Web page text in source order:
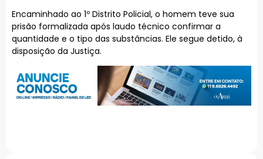
Encaminhado ao 1º Distrito Policial, o homem teve sua
prisão formalizada após laudo técnico confirmar a
quantidade e o tipo das substâncias. Ele segue detido, à
disposição da Justiça.